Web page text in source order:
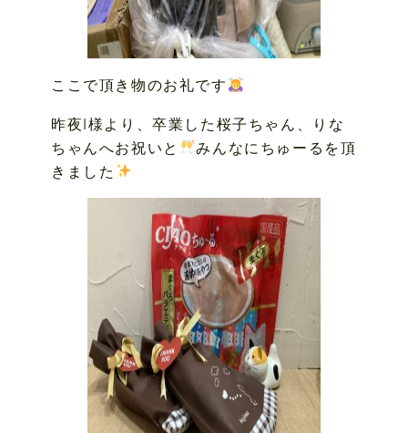
ここで頂き物のお礼です
昨夜I様より、卒業した桜子ちゃん、りな
ちゃんへお祝いと
みんなにちゅーるを頂
きました